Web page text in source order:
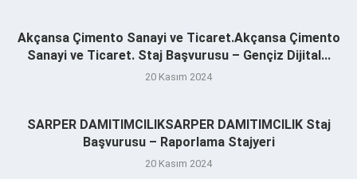
Akçansa Çimento Sanayi ve Ticaret.Akçansa Çimento
Sanayi ve Ticaret. Staj Başvurusu – Gençiz Dijital...
20 Kasım 2024
SARPER DAMITIMCILIKSARPER DAMITIMCILIK Staj
Başvurusu – Raporlama Stajyeri
20 Kasım 2024